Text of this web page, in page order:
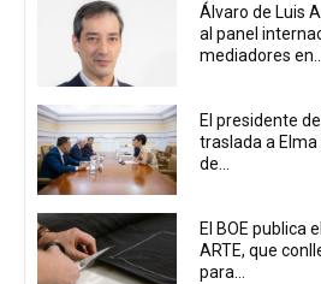
Álvaro de Luis
al panel
mediadores en...
El presidente
traslada a
de...
El BOE publica
ARTE, que
para...